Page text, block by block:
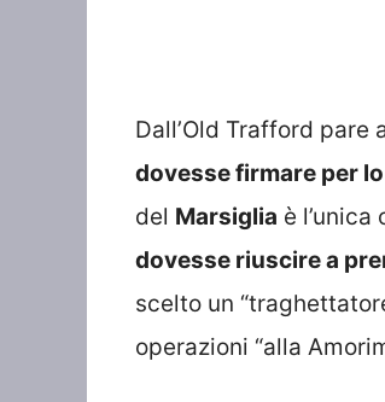
Dall’Old Trafford pare
dovesse firmare per
del Marsiglia è
dovesse riuscire a
scelto un
operazioni “alla